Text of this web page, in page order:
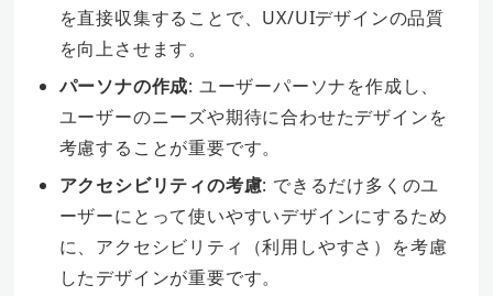
を直接収集することで、UX/UIデザインの品質
を向上させます。
パーソナの作成: ユーザーパーソナを作成し、
ユーザーのニーズや期待に合わせたデザインを
考慮することが重要です。
アクセシビリティの考慮: できるだけ多くのユ
ーザーにとって使いやすいデザインにするため
に、アクセシビリティ（利用しやすさ）を考慮
したデザインが重要です。